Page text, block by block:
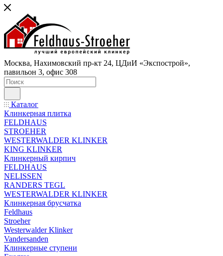
Москва, Нахимовский пр-кт 24, ЦДиИ «Экспострой»,
павильон 3, офис 308
Каталог
Клинкерная плитка
FELDHAUS
STROEHER
WESTERWALDER KLINKER
KING KLINKER
Клинкерный кирпич
FELDHAUS
NELISSEN
RANDERS TEGL
WESTERWALDER KLINKER
Клинкерная брусчатка
Feldhaus
Stroeher
Westerwalder Klinker
Vandersanden
Клинкерные ступени